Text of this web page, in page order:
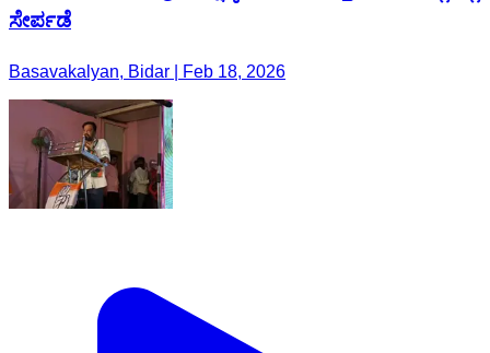
ಸೇರ್ಪಡೆ
Basavakalyan, Bidar | Feb 18, 2026